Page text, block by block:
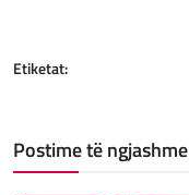
Etiketat:
Postime të ngjashme